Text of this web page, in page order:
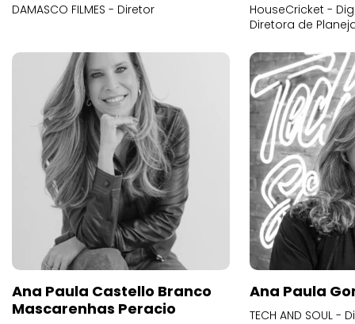
DAMASCO FILMES - Diretor
HouseCricket -
Diretora de
Ana Paula Castello Branco
Mascarenhas Peracio
Ana Paula
TECH AND SOUL